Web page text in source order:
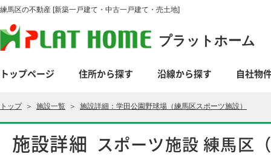
練馬区の不動産 [新築一戸建て・中古一戸建て・売土地]
プラットホーム
トップページ 住所から探す 沿線から探す 自社物
トップ＞ 施設一覧 ＞ 施設詳細：学田公園野球場（練馬区スポーツ施設）
施設詳細 スポーツ施設 練馬区